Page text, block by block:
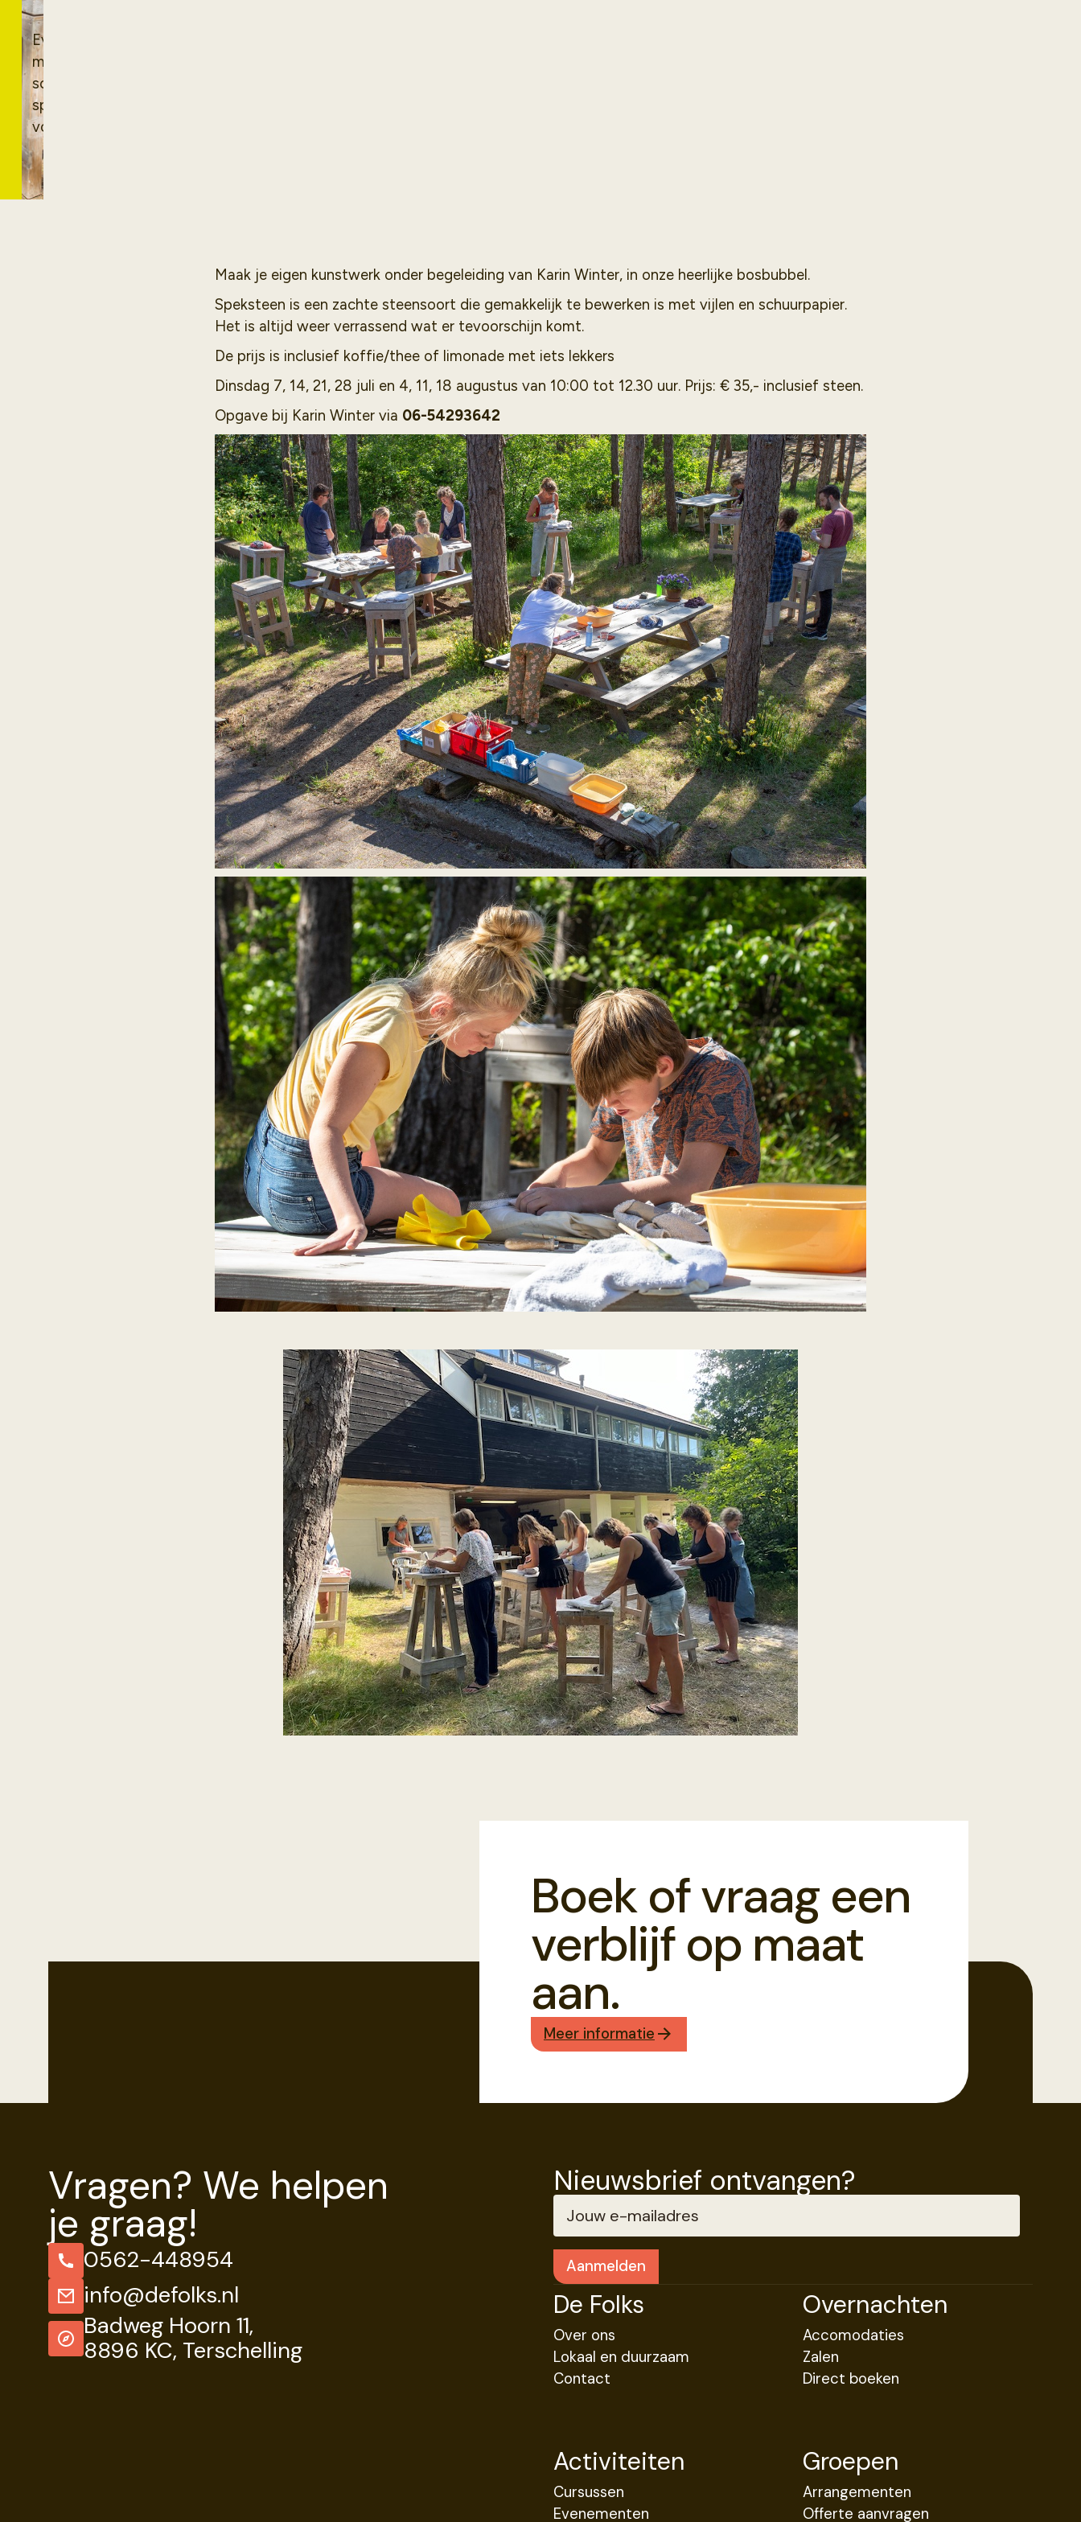
Even iets heel anders doen
met je kids, vriend(en) of
solo? Deze creatieve
speksteen workshop is er
voor iedereen!
Maak je eigen kunstwerk onder begeleiding van Karin Winter, in onze heerlijke bosbubbel.
Speksteen is een zachte steensoort die gemakkelijk te bewerken is met vijlen en schuurpapier.
Het is altijd weer verrassend wat er tevoorschijn komt.
De prijs is inclusief koffie/thee of limonade met iets lekkers
Dinsdag 7, 14, 21, 28 juli en 4, 11, 18 augustus van 10:00 tot 12.30 uur. Prijs: € 35,- inclusief steen.
Opgave bij Karin Winter via 06-54293642
Boek of vraag een
verblijf op maat
aan.
Meer informatie
Vragen? We helpen
je graag!
0562-448954
info@defolks.nl
Badweg Hoorn 11,
8896 KC, Terschelling
Nieuwsbrief ontvangen?
De Folks
Over ons
Lokaal en duurzaam
Contact
Overnachten
Accomodaties
Zalen
Direct boeken
Activiteiten
Cursussen
Evenementen
Groepen
Arrangementen
Offerte aanvragen